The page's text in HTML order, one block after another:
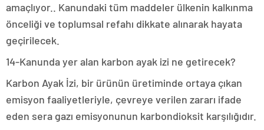
amaçlıyor.. Kanundaki tüm maddeler ülkenin kalkınma
önceliği ve toplumsal refahı dikkate alınarak hayata
geçirilecek.
14-Kanunda yer alan karbon ayak izi ne getirecek?
Karbon Ayak İzi, bir ürünün üretiminde ortaya çıkan
emisyon faaliyetleriyle, çevreye verilen zararı ifade
eden sera gazı emisyonunun karbondioksit karşılığıdır.